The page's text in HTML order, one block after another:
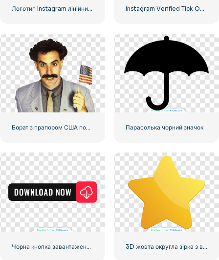
Логотип Instagram лінійний градієнт Instagram Verified Tick Official
Борат з прапором США посміхається Парасолька чорний значок